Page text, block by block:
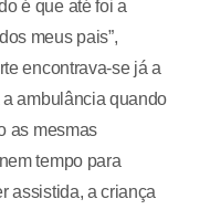
é que até foi a
meus pais”,
encontrava-se já a
a ambulância quando
as mesmas
tempo para
assistida, a criança